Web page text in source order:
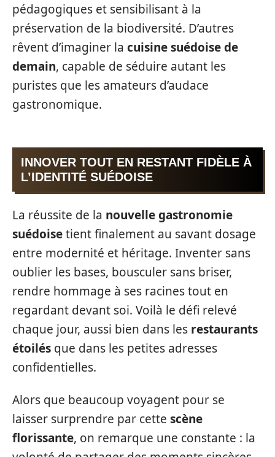
pédagogiques et sensibilisant à la
préservation de la biodiversité. D’autres
rêvent d’imaginer la cuisine suédoise de
demain, capable de séduire autant les
puristes que les amateurs d’audace
gastronomique.
INNOVER TOUT EN RESTANT FIDÈLE À
L’IDENTITÉ SUÉDOISE
La réussite de la nouvelle gastronomie
suédoisetient finalement au savant dosage
entre modernité et héritage. Inventer sans
oublier les bases, bousculer sans briser,
rendre hommage à ses racines tout en
regardant devant soi. Voilà le défi relevé
chaque jour, aussi bien dans les restaurants
étoilés que dans les petites adresses
confidentielles.
Alors que beaucoup voyagent pour se
laisser surprendre par cette scène
florissante, on remarque une constante : la